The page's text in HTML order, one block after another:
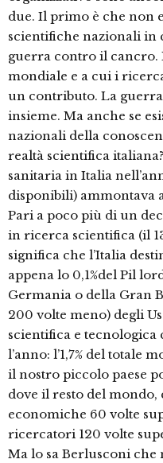
due. Il primo è che non
scientifiche nazionali in
guerra contro il cancro.
mondiale e a cui i
un contributo. La
insieme. Ma anche se
nazionali della
realtà scientifica
sanitaria in Italia
disponibili) ammontava
Pari a poco più di un
in ricerca scientifica (il
significa che l’Italia
appena lo 0,1%del Pil
Germania o della Gran
200 volte meno) degli
scientifica e
l’anno: l’1,7% del totale
il nostro piccolo paese
dove il resto del
economiche 60 volte
ricercatori 120 volte
Ma lo sa Berlusconi che